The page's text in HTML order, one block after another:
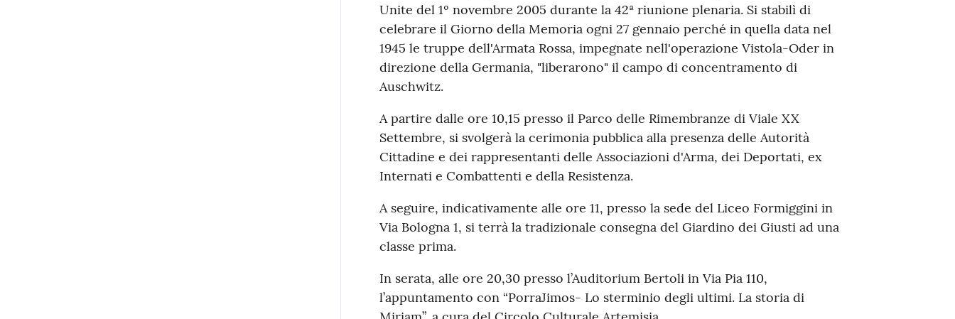
Unite del 1º novembre 2005 durante la 42ª riunione plenaria. Si stabilì di
celebrare il Giorno della Memoria ogni 27 gennaio perché in quella data nel
1945 le truppe dell'Armata Rossa, impegnate nell'operazione Vistola-Oder in
direzione della Germania, "liberarono" il campo di concentramento di
Auschwitz.
A partire dalle ore 10,15 presso il Parco delle Rimembranze di Viale XX
Settembre, si svolgerà la cerimonia pubblica alla presenza delle Autorità
Cittadine e dei rappresentanti delle Associazioni d'Arma, dei Deportati, ex
Internati e Combattenti e della Resistenza.
A seguire, indicativamente alle ore 11, presso la sede del Liceo Formiggini in
Via Bologna 1, si terrà la tradizionale consegna del Giardino dei Giusti ad una
classe prima.
In serata, alle ore 20,30 presso l’Auditorium Bertoli in Via Pia 110,
l’appuntamento con “PorraJimos- Lo sterminio degli ultimi. La storia di